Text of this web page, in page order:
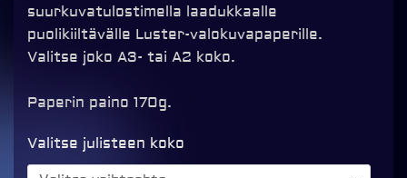
suurkuvatulostimella laadukkaalle
puolikiiltävälle Luster-valokuvapaperille.
Valitse joko A3- tai A2 koko.
Paperin paino 170g.
Valitse julisteen koko
Juliste
omasta